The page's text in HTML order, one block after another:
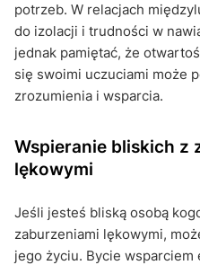
potrzeb. W relacjach
do izolacji i trudności w
jednak pamiętać, że
się swoimi uczuciami może
zrozumienia i wsparcia.
Wspieranie bliskich z
lękowymi
Jeśli jesteś bliską osobą
zaburzeniami lękowymi,
jego życiu. Bycie wsparciem